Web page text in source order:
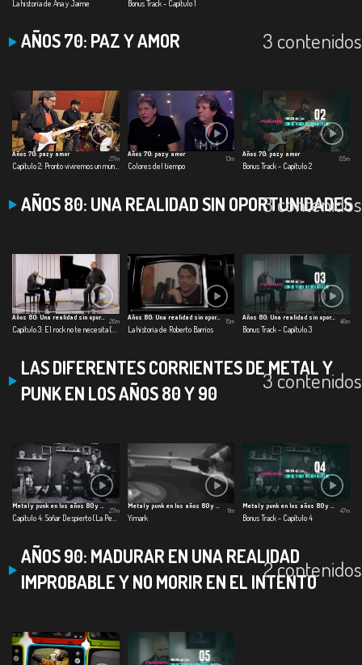
La historia de Ana y Jaime Bonus Track - Capítulo 1
AÑOS 70: PAZ Y AMOR 3 contenidos
Años 70: paz y amor
27m
Años 70: paz y amor
Colores del tiempo
13m
Años 70: paz y amor
Bonus Track - Capítulo 2
65m
AÑOS 80: UNA REALIDAD SIN OPORTUNIDADES
3 contenidos
Años 80: Una realidad sin oportunidades
26m
Años 80: Una realidad sin oportunidades
La historia de Roberto Barrios
15m
Años 80: Una realidad sin oportunidades
Bonus Track - Capítulo 3
46m
LAS DIFERENTES CORRIENTES DE METAL Y
PUNK EN LOS AÑOS 80 Y 90
3 contenidos
Metal y punk en los años 80 y 90
Capítulo 4: Soñar Despierto (La Pestilencia)
27m
Metal y punk en los años 80 y 90
Yimark
11m
Metal y punk en los años 80 y 90
Bonus Track - Capítulo 4
47m
AÑOS 90: MADURAR EN UNA REALIDAD
IMPROBABLE Y NO MORIR EN EL INTENTO
2 contenidos